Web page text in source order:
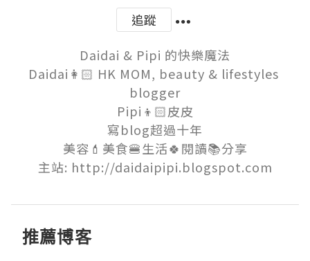
追蹤
Daidai & Pipi 的快樂魔法
Daidai👩🏻 HK MOM, beauty & lifestyles
blogger
Pipi👦🏻皮皮
寫blog超過十年
美容💄美食🍔生活🍀閱讀📚分享
主站: http://daidaipipi.blogspot.com
推薦博客